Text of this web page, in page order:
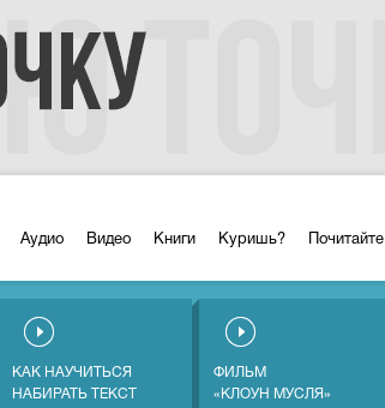
Аудио Видео Книги Куришь? Почитайте
КАК НАУЧИТЬСЯ
НАБИРАТЬ ТЕКСТ
ФИЛЬМ
«КЛОУН МУСЛЯ»